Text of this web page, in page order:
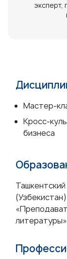
эксперт
Мастер-
Кросс-
бизнеса